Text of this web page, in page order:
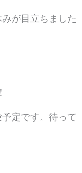
が目立ちました
定です。待って